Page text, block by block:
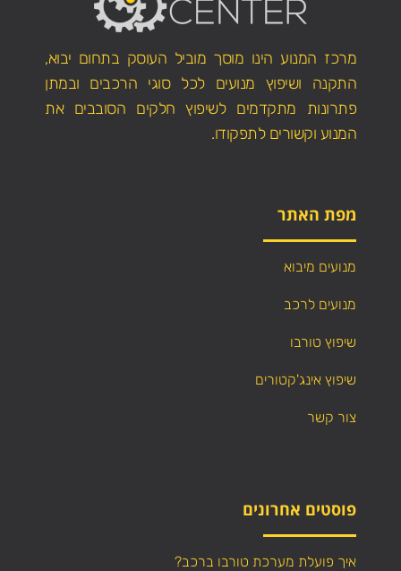
מרכז המנוע הינו מוסך מוביל העוסק בתחום יבוא,
התקנה ושיפוץ מנועים לכל סוגי הרכבים ובמתן
פתרונות מתקדמים לשיפוץ חלקים הסובבים את
המנוע וקשורים לתפקודו.
מפת האתר
מנועים מיבוא
מנועים לרכב
שיפוץ טורבו
שיפוץ אינג'קטורים
צור קשר
פוסטים אחרונים
איך פועלת מערכת טורבו ברכב?